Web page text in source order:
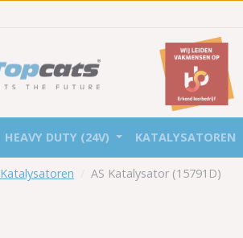
HEAVY DUTY (24V) KATALYSATOREN
Katalysatoren AS Katalysator (15791D)